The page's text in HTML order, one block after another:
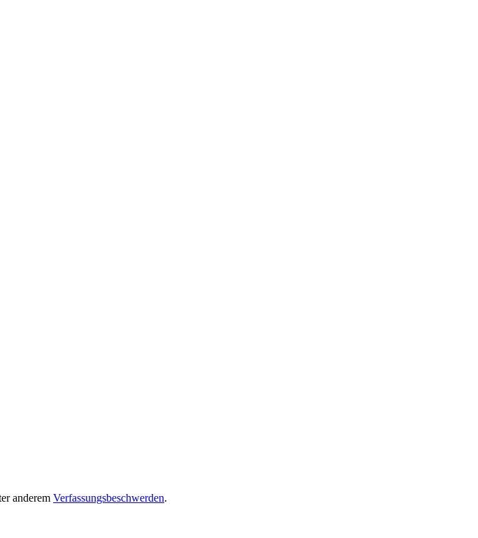
anderem Verfassungsbeschwerden.